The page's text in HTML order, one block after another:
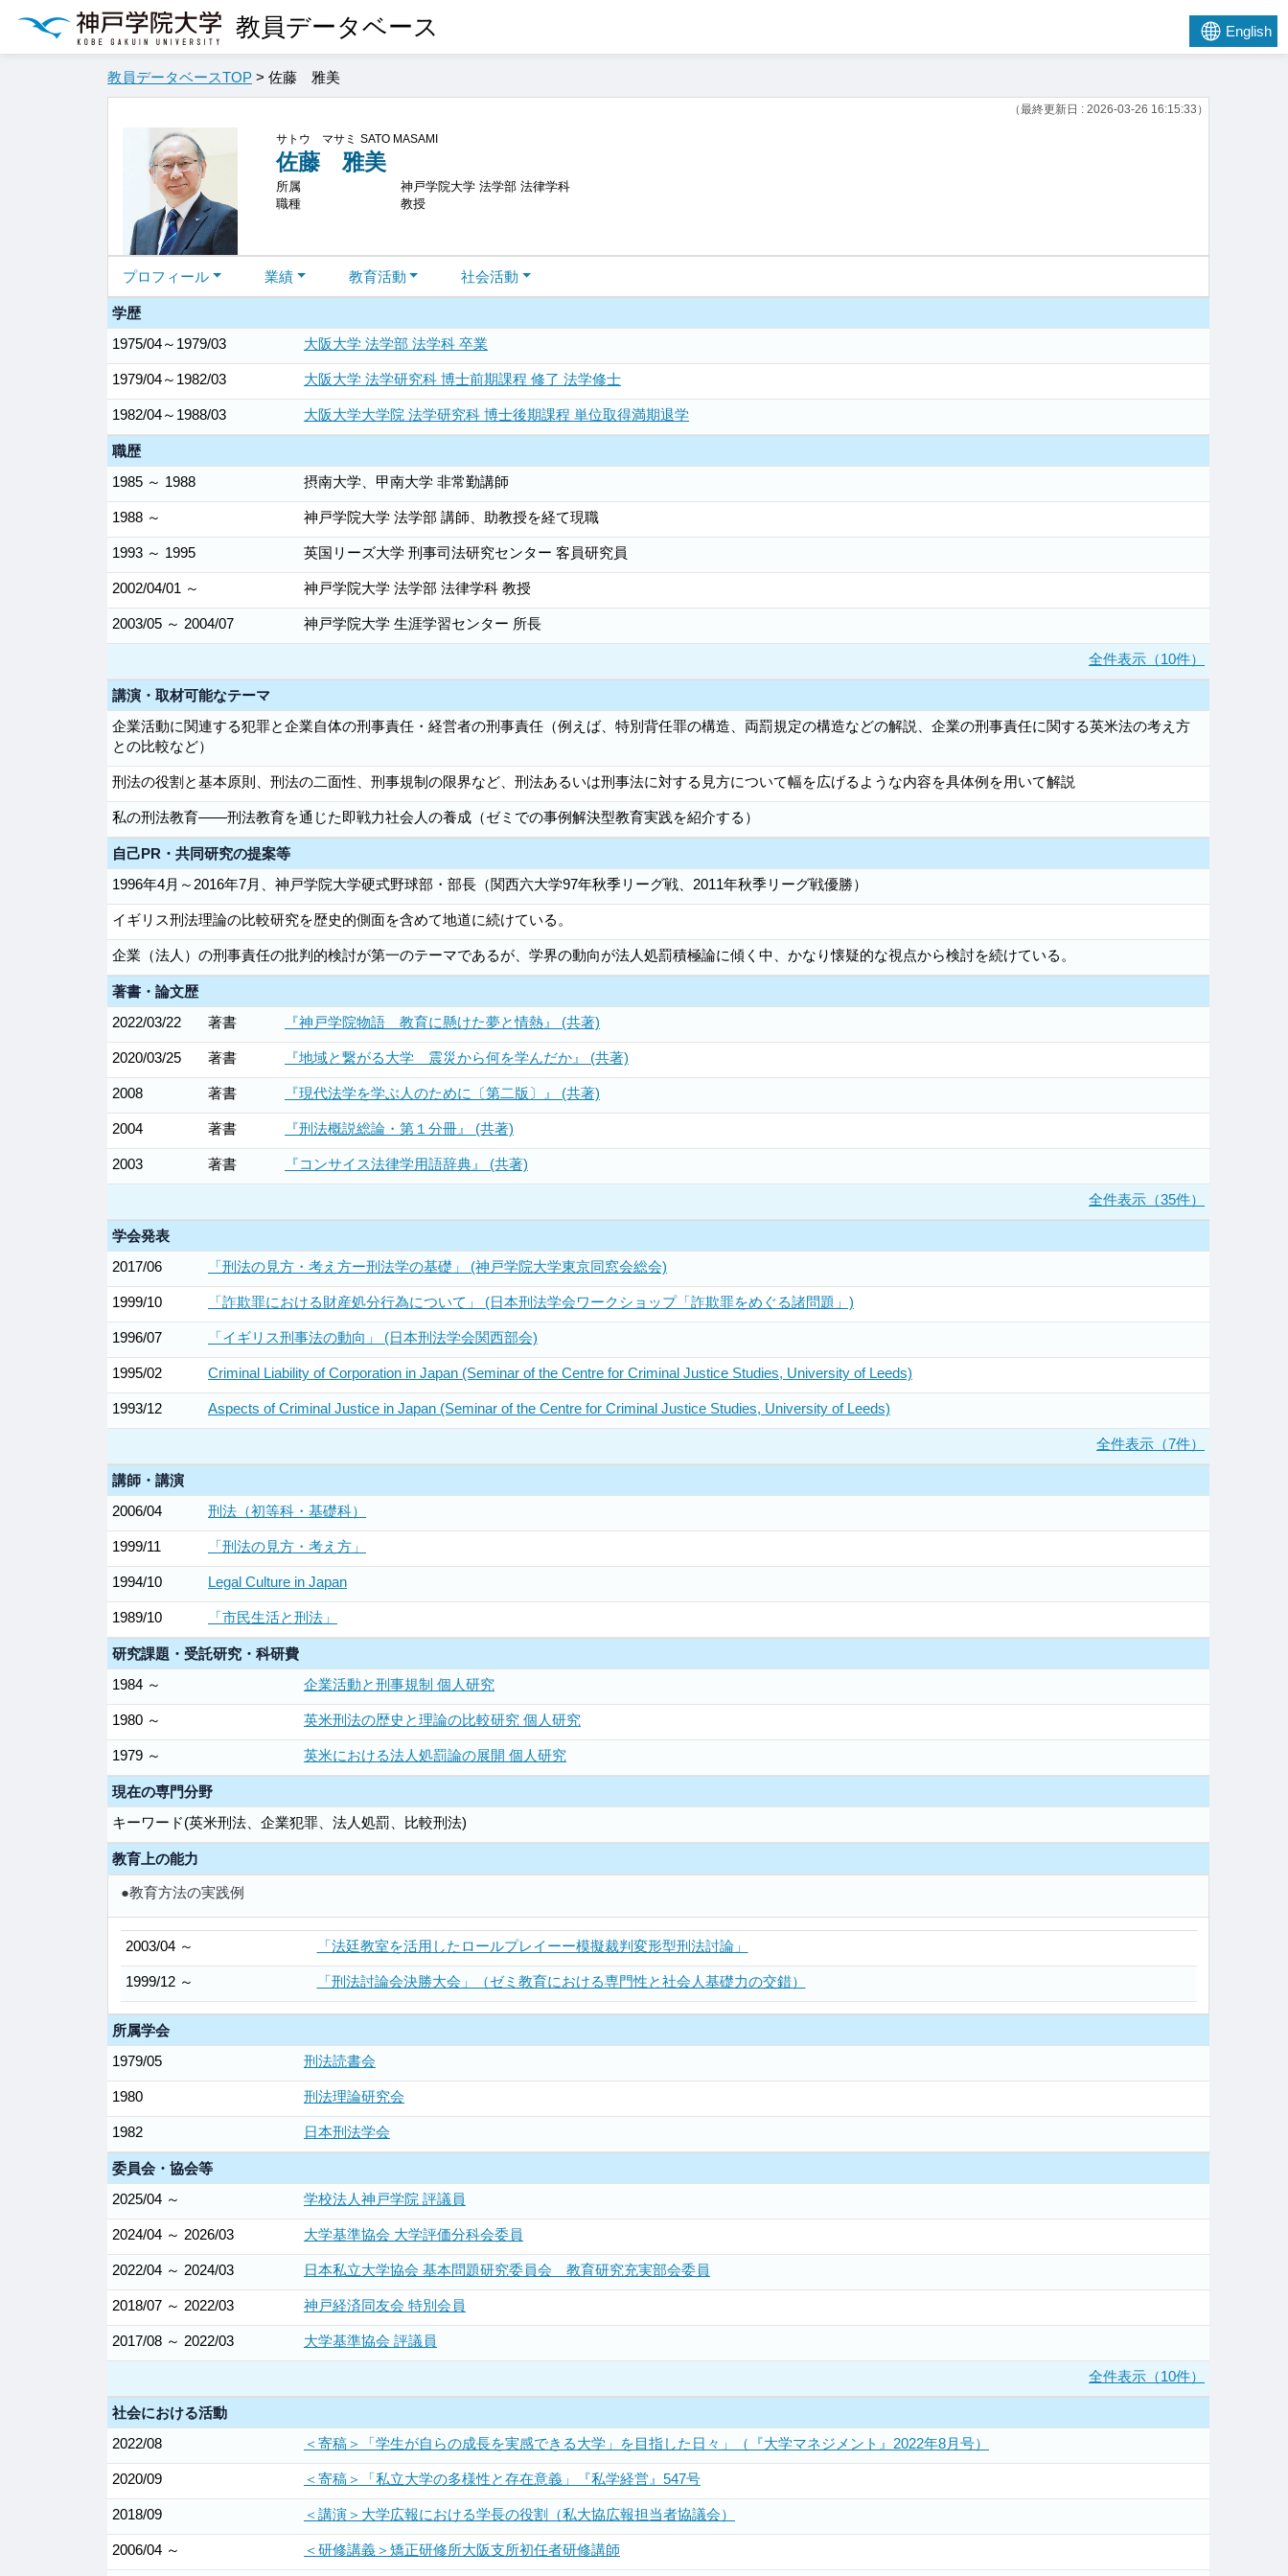
教員データベース English
教員データベースTOP > 佐藤 雅美
（最終更新日 : 2026-03-26 16:15:33）
サトウ マサミ SATO MASAMI
佐藤 雅美
所属
神戸学院大学 法学部 法律学科
職種
教授
プロフィール 業績 教育活動 社会活動
学歴
1975/04～1979/03
大阪大学 法学部 法学科 卒業
1979/04～1982/03 大阪大学 法学研究科 博士前期課程 修了 法学修士
1982/04～1988/03 大阪大学大学院 法学研究科 博士後期課程 単位取得満期退学
職歴
1985 ～ 1988
摂南大学、甲南大学 非常勤講師
1988 ～ 神戸学院大学 法学部 講師、助教授を経て現職
1993 ～ 1995 英国リーズ大学 刑事司法研究センター 客員研究員
2002/04/01 ～ 神戸学院大学 法学部 法律学科 教授
2003/05 ～ 2004/07 神戸学院大学 生涯学習センター 所長
全件表示（10件）
講演・取材可能なテーマ
企業活動に関連する犯罪と企業自体の刑事責任・経営者の刑事責任（例えば、特別背任罪の構造、両罰規定の構造などの解説、企業の刑事責任に関する英米法の考え方
との比較など）
刑法の役割と基本原則、刑法の二面性、刑事規制の限界など、刑法あるいは刑事法に対する見方について幅を広げるような内容を具体例を用いて解説
私の刑法教育――刑法教育を通じた即戦力社会人の養成（ゼミでの事例解決型教育実践を紹介する）
自己PR・共同研究の提案等
1996年4月～2016年7月、神戸学院大学硬式野球部・部長（関西六大学97年秋季リーグ戦、2011年秋季リーグ戦優勝）
イギリス刑法理論の比較研究を歴史的側面を含めて地道に続けている。
企業（法人）の刑事責任の批判的検討が第一のテーマであるが、学界の動向が法人処罰積極論に傾く中、かなり懐疑的な視点から検討を続けている。
著書・論文歴
2022/03/22
著書 『神戸学院物語 教育に懸けた夢と情熱』 (共著)
2020/03/25 著書 『地域と繋がる大学 震災から何を学んだか』 (共著)
2008 著書 『現代法学を学ぶ人のために〔第二版〕』 (共著)
2004 著書 『刑法概説総論・第１分冊』 (共著)
2003 著書 『コンサイス法律学用語辞典』 (共著)
全件表示（35件）
学会発表
2017/06
「刑法の見方・考え方ー刑法学の基礎」 (神戸学院大学東京同窓会総会)
1999/10 「詐欺罪における財産処分行為について」 (日本刑法学会ワークショップ「詐欺罪をめぐる諸問題」)
1996/07 「イギリス刑事法の動向」 (日本刑法学会関西部会)
1995/02 Criminal Liability of Corporation in Japan (Seminar of the Centre for Criminal Justice Studies, University of Leeds)
1993/12 Aspects of Criminal Justice in Japan (Seminar of the Centre for Criminal Justice Studies, University of Leeds)
全件表示（7件）
講師・講演
2006/04
刑法（初等科・基礎科）
1999/11 「刑法の見方・考え方」
1994/10 Legal Culture in Japan
1989/10 「市民生活と刑法」
研究課題・受託研究・科研費
1984 ～
企業活動と刑事規制 個人研究
1980 ～ 英米刑法の歴史と理論の比較研究 個人研究
1979 ～ 英米における法人処罰論の展開 個人研究
現在の専門分野
キーワード(英米刑法、企業犯罪、法人処罰、比較刑法)
教育上の能力
●教育方法の実践例
2003/04 ～ 「法廷教室を活用したロールプレイーー模擬裁判変形型刑法討論」
1999/12 ～ 「刑法討論会決勝大会」（ゼミ教育における専門性と社会人基礎力の交錯）
所属学会
1979/05
刑法読書会
1980 刑法理論研究会
1982 日本刑法学会
委員会・協会等
2025/04 ～
学校法人神戸学院 評議員
2024/04 ～ 2026/03 大学基準協会 大学評価分科会委員
2022/04 ～ 2024/03 日本私立大学協会 基本問題研究委員会 教育研究充実部会委員
2018/07 ～ 2022/03 神戸経済同友会 特別会員
2017/08 ～ 2022/03 大学基準協会 評議員
全件表示（10件）
社会における活動
2022/08
＜寄稿＞「学生が自らの成長を実感できる大学」を目指した日々」（『大学マネジメント』2022年8月号）
2020/09 ＜寄稿＞「私立大学の多様性と存在意義」『私学経営』547号
2018/09 ＜講演＞大学広報における学長の役割（私大協広報担当者協議会）
2006/04 ～ ＜研修講義＞矯正研修所大阪支所初任者研修講師